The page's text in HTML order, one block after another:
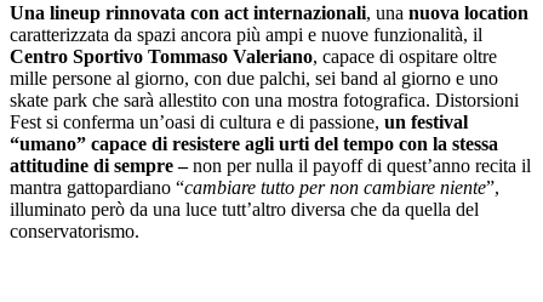
Una lineup rinnovata con act internazionali, una nuova location
caratterizzata da spazi ancora più ampi e nuove funzionalità, il
Centro Sportivo Tommaso Valeriano, capace di ospitare oltre
mille persone al giorno, con due palchi, sei band al giorno e uno
skate park che sarà allestito con una mostra fotografica. Distorsioni
Fest si conferma un’oasi di cultura e di passione, un festival
“umano” capace di resistere agli urti del tempo con la stessa
attitudine di sempre –non per nulla il payoff di quest’anno recita il
mantra gattopardiano “cambiare tutto per non cambiare niente”,
illuminato però da una luce tutt’altro diversa che da quella del
conservatorismo.